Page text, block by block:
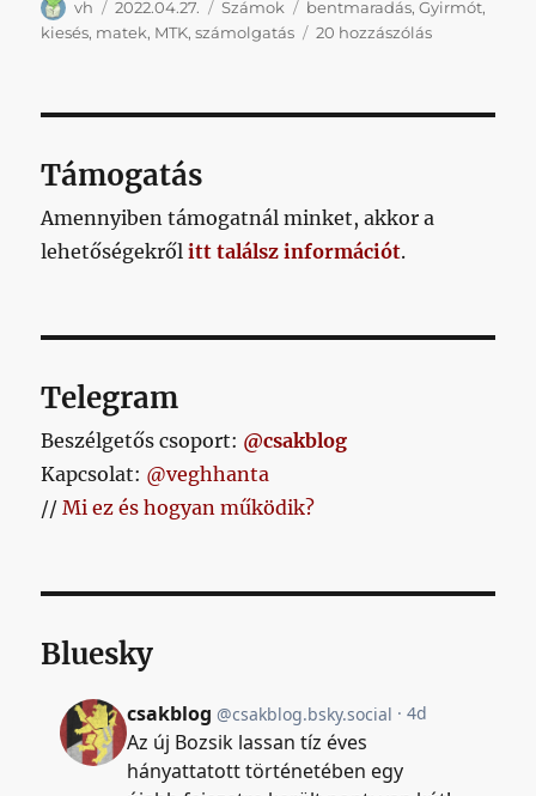
Szerző
vh Közzétéve
2022.04.27. Kategória
Számok Címke
bentmaradás,Gyirmót,
kiesés, matek, MTK,számolgatás 20 hozzászólásKiesőmatek
Támogatás
Amennyiben támogatnál minket, akkor a
lehetőségekrőlitt találsz információt.
Telegram
Beszélgetős csoport: @csakblog
Kapcsolat: @veghhanta
//Mi ez és hogyan működik?
Bluesky